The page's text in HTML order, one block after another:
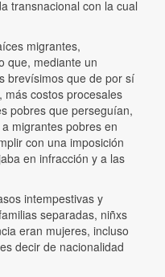
transnacional con la cual
migrantes,
que, mediante un
brevísimos que de por sí
costos procesales
pobres que perseguían,
migrantes pobres en
con una imposición
en infracción y a las
intempestivas y
separadas, niñxs
eran mujeres, incluso
decir de nacionalidad